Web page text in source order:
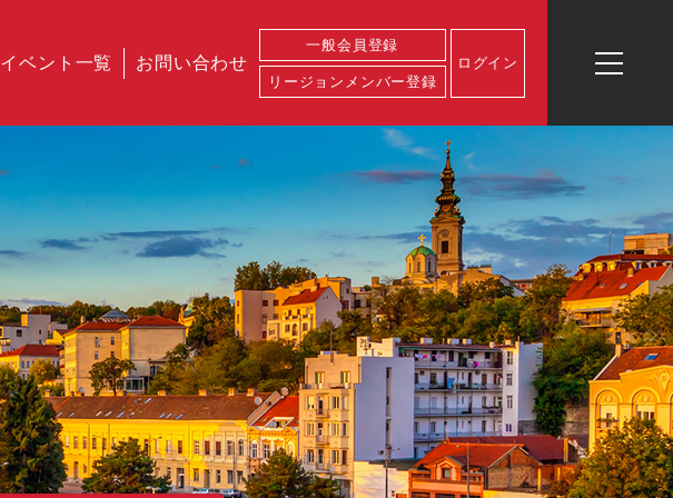
イベント一覧 お問い合わせ
一般会員登録
リージョンメンバー登録
ログイン
ログイン
一般会員登
録
リージョン
メンバー登
イベント一
覧
お問い合わ
せ
運営会社概
要
業務内容
代表プロフ
ィール